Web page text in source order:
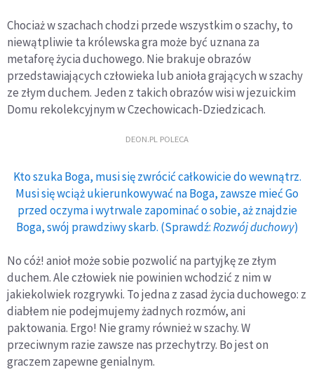
Chociaż w szachach chodzi przede wszystkim o szachy, to
niewątpliwie ta królewska gra może być uznana za
metaforę życia duchowego. Nie brakuje obrazów
przedstawiających człowieka lub anioła grających w szachy
ze złym duchem. Jeden z takich obrazów wisi w jezuickim
Domu rekolekcyjnym w Czechowicach-Dziedzicach.
DEON.PL POLECA
Kto szuka Boga, musi się zwrócić całkowicie do wewnątrz.
Musi się wciąż ukierunkowywać na Boga, zawsze mieć Go
przed oczyma i wytrwale zapominać o sobie, aż znajdzie
Boga, swój prawdziwy skarb. (Sprawdź:Rozwój duchowy)
No cóż! anioł może sobie pozwolić na partyjkę ze złym
duchem. Ale człowiek nie powinien wchodzić z nim w
jakiekolwiek rozgrywki. To jedna z zasad życia duchowego: z
diabłem nie podejmujemy żadnych rozmów, ani
paktowania. Ergo! Nie gramy również w szachy. W
przeciwnym razie zawsze nas przechytrzy. Bo jest on
graczem zapewne genialnym.